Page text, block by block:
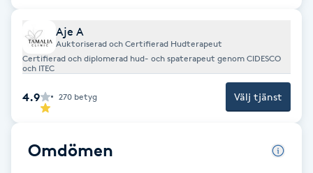
Gua Sha-massage
Hatha Yoga
Headspa
Healing
Aje A
Auktoriserad och Certifierad Hudterapeut
Certifierad och diplomerad hud- och spaterapeut genom CIDESCO
och ITEC
4.9 270 betyg Välj tjänst
Omdömen